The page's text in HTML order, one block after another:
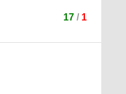
17 / 1